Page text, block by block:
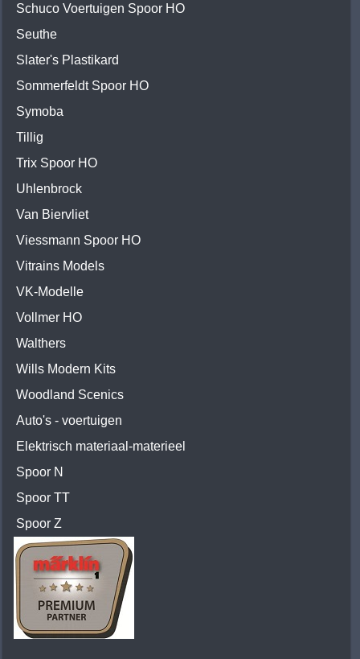
Schuco Voertuigen Spoor HO
Seuthe
Slater's Plastikard
Sommerfeldt Spoor HO
Symoba
Tillig
Trix Spoor HO
Uhlenbrock
Van Biervliet
Viessmann Spoor HO
Vitrains Models
VK-Modelle
Vollmer HO
Walthers
Wills Modern Kits
Woodland Scenics
Auto's - voertuigen
Elektrisch materiaal-materieel
Spoor N
Spoor TT
Spoor Z